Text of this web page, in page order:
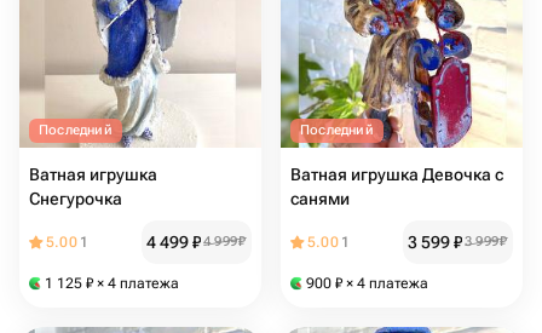
Последний
Ватная игрушка
Снегурочка
5.00 1 4 499₽4 999₽
1 125 ₽ × 4 платежа
Последний
Ватная игрушка Девочка с
санями
5.00 1 3 599₽3 999₽
900 ₽ × 4 платежа